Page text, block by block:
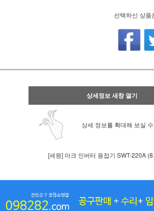
선택하신 상품
상세정보 새창 열기
상세 정보를 확대해 보실
[세원] 아크 인버터 용접기 SWT-220A